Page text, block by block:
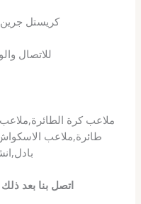
كريستل
للاتصال
ملاعب كرة
طائرة,ملاعب
اتصل بنا بعد